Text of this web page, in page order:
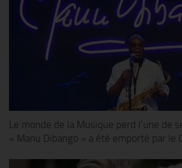
Le monde de la Musique perd l’une de
« Manu Dibango » a été emporté par le